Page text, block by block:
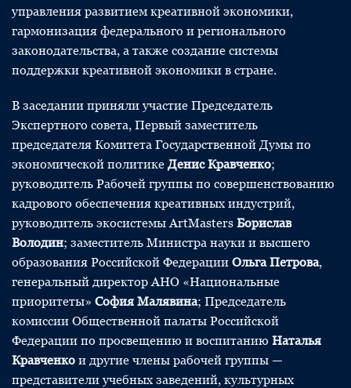
управления развитием креативной экономики,
гармонизация федерального и регионального
законодательства, а также создание системы
поддержки креативной экономики в стране.
В заседании приняли участие Председатель
Экспертного совета, Первый заместитель
председателя Комитета Государственной Думы по
экономической политике Денис Кравченко;
руководитель Рабочей группы по совершенствованию
кадрового обеспечения креативных индустрий,
руководитель экосистемы ArtMasters Борислав
Володин; заместитель Министра науки и высшего
образования Российской Федерации Ольга Петрова,
генеральный директор АНО «Национальные
приоритеты» София Малявина; Председатель
комиссии Общественной палаты Российской
Федерации по просвещению и воспитанию Наталья
Кравченко и другие члены рабочей группы —
представители учебных заведений, культурных